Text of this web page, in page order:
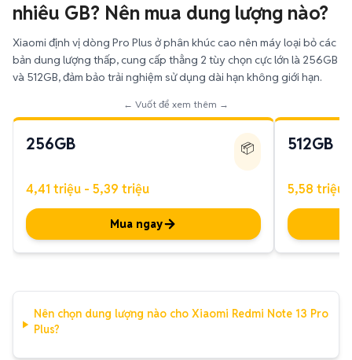
nhiêu GB? Nên mua dung lượng nào?
Xiaomi định vị dòng Pro Plus ở phân khúc cao nên máy loại bỏ các
bản dung lượng thấp, cung cấp thẳng 2 tùy chọn cực lớn là 256GB
và 512GB, đảm bảo trải nghiệm sử dụng dài hạn không giới hạn.
← Vuốt để xem thêm →
256GB 📦
4,41 triệu - 5,39 triệu
Mua ngay
512GB
5,58 triệu
Nên chọn dung lượng nào cho Xiaomi Redmi Note 13 Pro
Plus?